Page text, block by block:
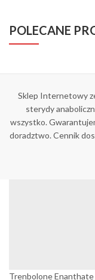
POLECANE
Sklep Internetowy
sterydy
wszystko.
doradztwo. Cennik
Trenbolone Enanthate